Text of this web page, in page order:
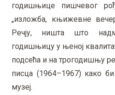
годишњице пишчевог
„изложба, књижевне
Речју, ништа што
годишњицу у њеној
подсећа и на трогодишњу
писца (1964–1967) како
музеј.